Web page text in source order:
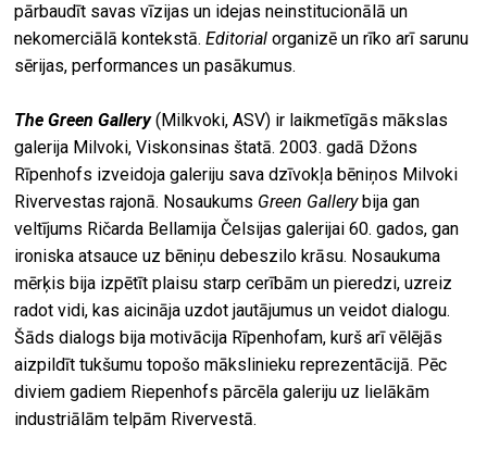
pārbaudīt savas vīzijas un idejas neinstitucionālā un
nekomerciālā kontekstā.Editorial organizē un rīko arī sarunu
sērijas, performances un pasākumus.
The Green Gallery(Milkvoki, ASV) ir laikmetīgās mākslas
galerija Milvoki, Viskonsinas štatā. 2003. gadā Džons
Rīpenhofs izveidoja galeriju sava dzīvokļa bēniņos Milvoki
Rivervestas rajonā. Nosaukums Green Gallerybija gan
veltījums Ričarda Bellamija Čelsijas galerijai 60. gados, gan
ironiska atsauce uz bēniņu debeszilo krāsu. Nosaukuma
mērķis bija izpētīt plaisu starp cerībām un pieredzi, uzreiz
radot vidi, kas aicināja uzdot jautājumus un veidot dialogu.
Šāds dialogs bija motivācija Rīpenhofam, kurš arī vēlējās
aizpildīt tukšumu topošo mākslinieku reprezentācijā. Pēc
diviem gadiem Riepenhofs pārcēla galeriju uz lielākām
industriālām telpām Rivervestā.